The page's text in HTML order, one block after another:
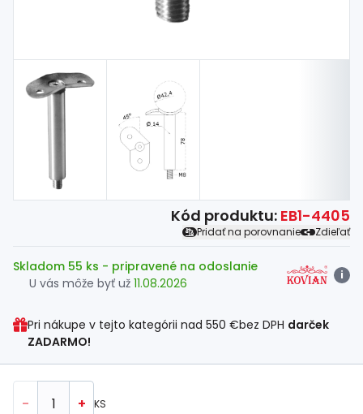
Kód produktu: EB1-4405
Pridať na porovnanie Zdieľať
Skladom 55 ks - pripravené na odoslanie
U vás môže byť už 11.08.2026
i
Pri nákupe v tejto kategórii nad 550 €bez DPH darček
ZADARMO!
- + KS